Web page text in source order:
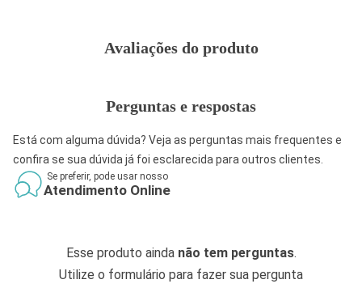
Avaliações do produto
Perguntas e respostas
Está com alguma dúvida? Veja as perguntas mais frequentes e
confira se sua dúvida já foi esclarecida para outros clientes.
Se preferir, pode usar nosso
Atendimento Online
Esse produto ainda não tem perguntas.
Utilize o formulário para fazer sua pergunta